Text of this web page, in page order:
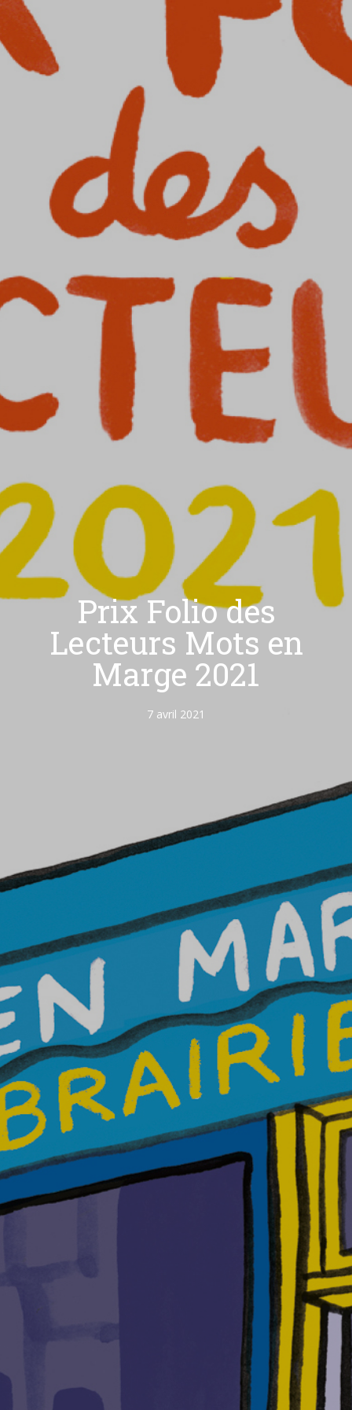
Prix Folio des
Lecteurs Mots en
Marge 2021
7 avril 2021